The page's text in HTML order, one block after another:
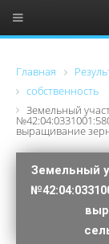
Главная
собственность
Земельный
выращивание
Земельный